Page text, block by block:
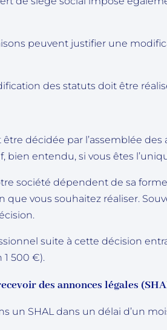
peuvent justifier une
des statuts doit être
décidée par l’assemblée des
bien entendu, si vous êtes
société dépendent de sa
que vous souhaitez réaliser.
suite à cette décision
500 €).
des annonces légales
un SHAL dans un délai d’un